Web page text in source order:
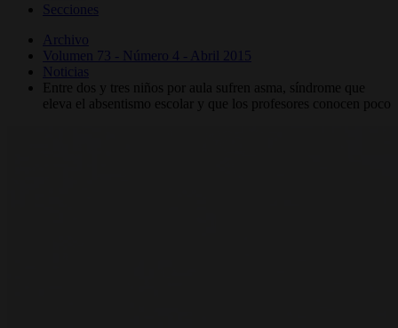
Secciones
Archivo
Volumen 73 - Número 4 - Abril 2015
Noticias
Entre dos y tres niños por aula sufren asma, síndrome que
eleva el absentismo escolar y que los profesores conocen poco